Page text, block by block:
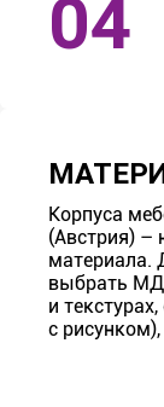
Корпуса
(Австрия) –
материала.
выбрать
и
с